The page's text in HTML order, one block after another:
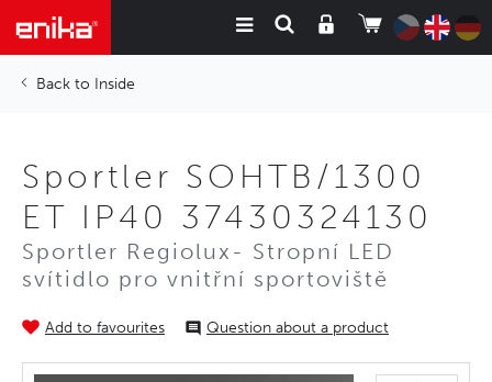
Inside
Sportler SOHTB/1300
ET IP40 37430324130
Sportler Regiolux- Stropní LED
svítidlo pro vnitřní sportoviště
Add to favourites Question about a product